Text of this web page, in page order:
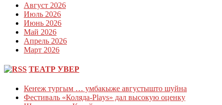
Август 2026
Июль 2026
Июнь 2026
Май 2026
Апрель 2026
Март 2026
ТЕАТР УВЕР
Кеҥеж тургым … умбакыже августышто шуйна
Фестиваль «Коляда-Plays» дал высокую оценку